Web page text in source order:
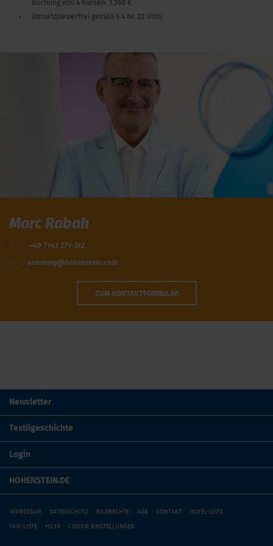
Buchung von 4 Kursen: 1.260 €
Umsatzsteuerfrei gemäß § 4 Nr. 22 UstG
Marc Rabah
+49 7143 271-512
academy@hohenstein.com
ZUM KONTAKTFORMULAR
Newsletter
Textilgeschichte
Login
HOHENSTEIN.DE
IMPRESSUM DATENSCHUTZ BILDRECHTE AGB KONTAKT HOTEL-LISTE
TAXI-LISTE HILFE COOKIE EINSTELLUNGEN